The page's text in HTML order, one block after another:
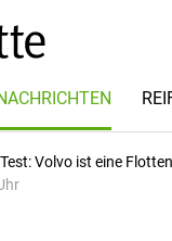
Volvo ist eine